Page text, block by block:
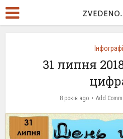
31 липня
8 років ago Add